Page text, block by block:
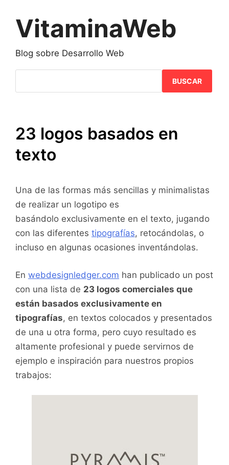
contenido
VitaminaWeb
Blog sobre Desarrollo Web
BUSCAR
23 logos basados en
texto
Una de las formas más sencillas y minimalistas
de realizar un logotipo es
basándolo exclusivamente en el texto, jugando
con las diferentes tipografías, retocándolas, o
incluso en algunas ocasiones inventándolas.
En webdesignledger.com han publicado un post
con una lista de 23 logos comerciales que
están basados exclusivamente en
tipografías, en textos colocados y presentados
de una u otra forma, pero cuyo resultado es
altamente profesional y puede servirnos de
ejemplo e inspiración para nuestros propios
trabajos: